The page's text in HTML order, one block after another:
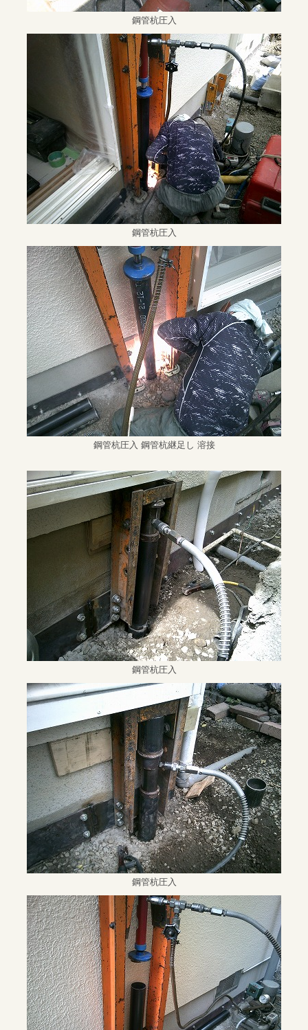
鋼管杭圧入
鋼管杭圧入
鋼管杭圧入 鋼管杭継足し 溶接
鋼管杭圧入
鋼管杭圧入